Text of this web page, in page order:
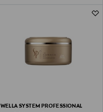
WELLA SYSTEM PROFESSIONAL